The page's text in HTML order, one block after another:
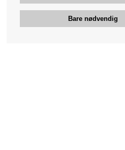
Bare nødvendig